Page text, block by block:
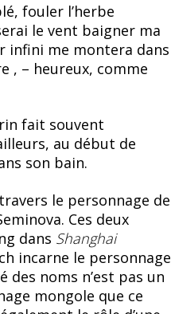
fouler l’herbe
le vent baigner ma
infini me montera dans
, – heureux, comme
fait souvent
au début de
son bain.
le personnage de
Ces deux
dans Shanghai
incarne le personnage
noms n’est pas un
mongole que ce